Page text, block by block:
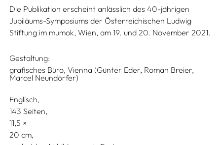
Die Publikation erscheint anlässlich des 40-jährigen
Jubiläums-Symposiums der Österreichischen Ludwig
Stiftung im mumok, Wien, am 19. und 20. November 2021.
Gestaltung:
grafisches Büro, Vienna (Günter Eder, Roman Breier,
Marcel Neundörfer)
Englisch
143 Seiten,
11,5
20